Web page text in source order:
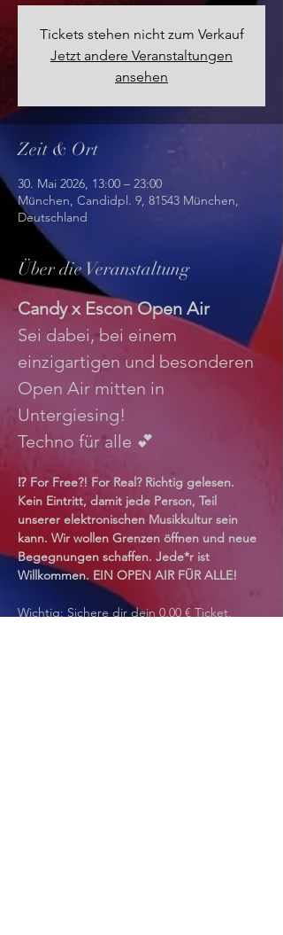
Tickets stehen nicht zum Verkauf
Jetzt andere Veranstaltungen
ansehen
Zeit & Ort
30. Mai 2026, 13:00 – 23:00
München, Candidpl. 9, 81543 München,
Deutschland
Über die Veranstaltung
Candy x Escon Open Air
Sei dabei, bei einem
einzigartigen und besonderen
Open Air mitten in
Untergiesing!
Techno für alle 💕
⁉️ For Free?! For Real? Richtig gelesen.
Kein Eintritt, damit jede Person, Teil
unserer elektronischen Musikkultur sein
kann. Wir wollen Grenzen öffnen und neue
Begegnungen schaffen. Jede*r ist
Willkommen. EIN OPEN AIR FÜR ALLE!
Wichtig: Sichere dir dein 0,00 € Ticket,